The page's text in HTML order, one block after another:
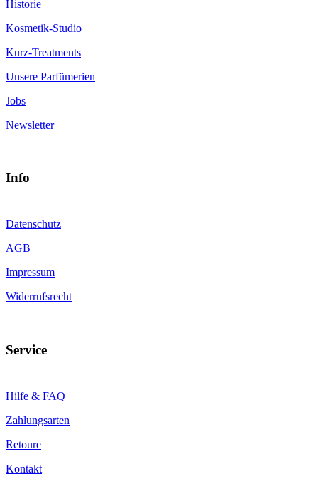
Historie
Kosmetik-Studio
Kurz-Treatments
Unsere Parfümerien
Jobs
Newsletter
Info
Datenschutz
AGB
Impressum
Widerrufsrecht
Service
Hilfe & FAQ
Zahlungsarten
Retoure
Kontakt